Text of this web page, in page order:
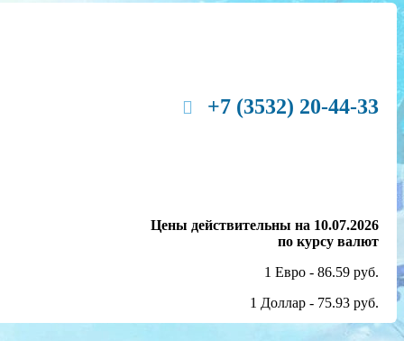
+7 (3532) 20-44-33
Цены действительны на 10.07.2026
по курсу валют
1 Евро - 86.59 руб.
1 Доллар - 75.93 руб.